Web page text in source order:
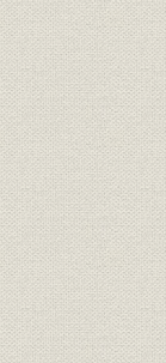
第2節 グ
第3節 世
将来に向け
製品事業編
第1章 航空
序節 事業
大戦、戦後の航
第1節